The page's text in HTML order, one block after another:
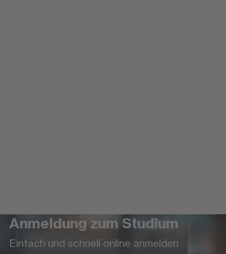
Anmeldung zum Studium
Einfach und schnell online anmelden